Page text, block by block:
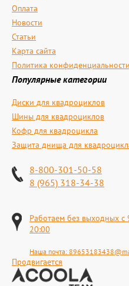
Оплата
Новости
Статьи
Карта сайта
Политика конфиденциальности
Популярные категории
Диски для квадроциклов
Шины для квадроциклов
Кофр для квадроцикла
Защита днища для
8-800-301-50-58
8 (965) 318-34-38
Работаем без выходных с
20:00
Наша почта:
Продвигается